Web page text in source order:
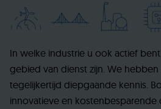
In welke industrie u ook actief
gebied van dienst zijn. We
tegelijkertijd diepgaande kennis.
innovatieve en kostenbesparende